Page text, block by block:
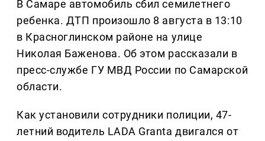
В Самаре автомобиль сбил семилетнего
ребенка. ДТП произошло 8 августа в 13:10
в Красноглинском районе на улице
Николая Баженова. Об этом рассказали в
пресс-службе ГУ МВД России по Самарской
области.
Как установили сотрудники полиции, 47-
летний водитель LADA Granta двигался от